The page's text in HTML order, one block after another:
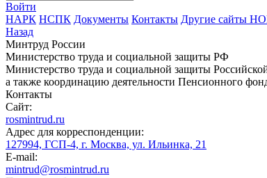
Войти
НАРК НСПК Документы Контакты Другие сайты
Назад
Минтруд России
Министерство труда и социальной защиты РФ
Министерство труда и социальной защиты
а также координацию деятельности Пенсионного
Контакты
Сайт:
rosmintrud.ru
Адрес для корреспонденции:
127994, ГСП-4, г. Москва, ул. Ильинка, 21
E-mail:
mintrud@rosmintrud.ru